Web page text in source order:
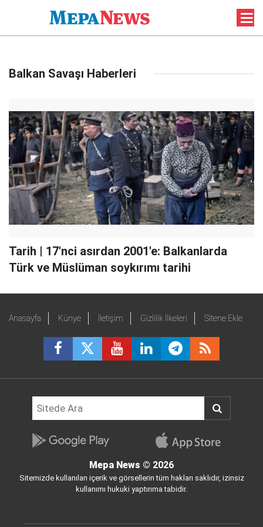
Balkan Savaşı Haberleri
Tarih | 17'nci asırdan 2001'e: Balkanlarda
Türk ve Müslüman soykırımı tarihi
Anasayfa Künye İletişim Gizlilik İlkeleri Sitene Ekle
Mepa News © 2026
Sitemizde kullanılan içerik ve görsellerin tüm hakları saklıdır, izinsiz
kullanımı hukuki yaptırıma tabidir.